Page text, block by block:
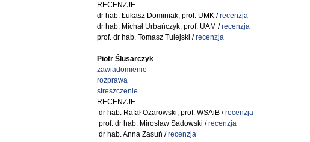
RECENZJE
dr hab. Łukasz Dominiak, prof. UMK /recenzja
dr hab. Michał Urbańczyk, prof. UAM /recenzja
prof. dr hab. Tomasz Tulejski /recenzja
Piotr Ślusarczyk
zawiadomienie
rozprawa
streszczenie
RECENZJE
dr hab. Rafał Ożarowski, prof. WSAiB /recenzja
prof. dr hab. Mirosław Sadowski /recenzja
dr hab. Anna Zasuń /recenzja